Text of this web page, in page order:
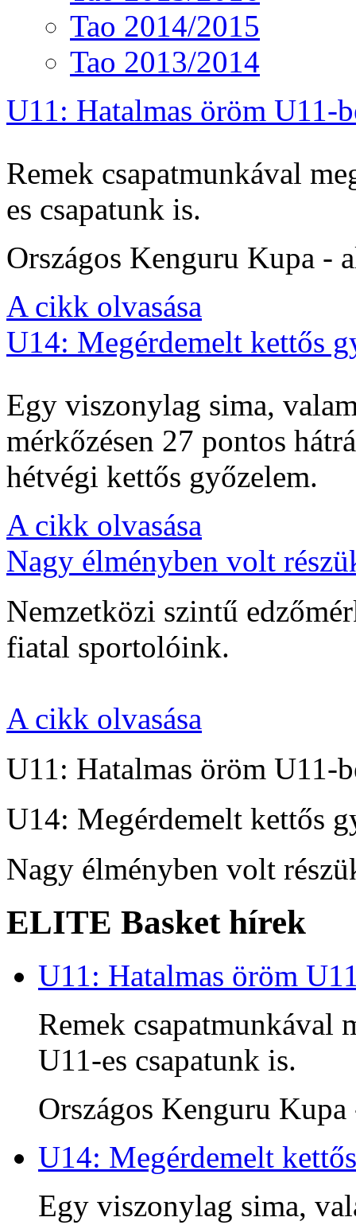
Tao 2014/2015
Tao 2013/2014
U11: Hatalmas öröm U11-
Remek csapatmunkával
es csapatunk is.
Országos Kenguru Kupa -
A cikk olvasása
U14: Megérdemelt kettős
Egy viszonylag sima,
mérkőzésen 27 pontos
hétvégi kettős győzelem.
A cikk olvasása
Nagy élményben volt
Nemzetközi szintű
fiatal sportolóink.
A cikk olvasása
U11: Hatalmas öröm U11-
U14: Megérdemelt kettős
Nagy élményben volt
ELITE Basket hírek
U11: Hatalmas öröm
Remek csapatmunkával
U11-es csapatunk is.
Országos Kenguru
U14: Megérdemelt
Egy viszonylag sima,